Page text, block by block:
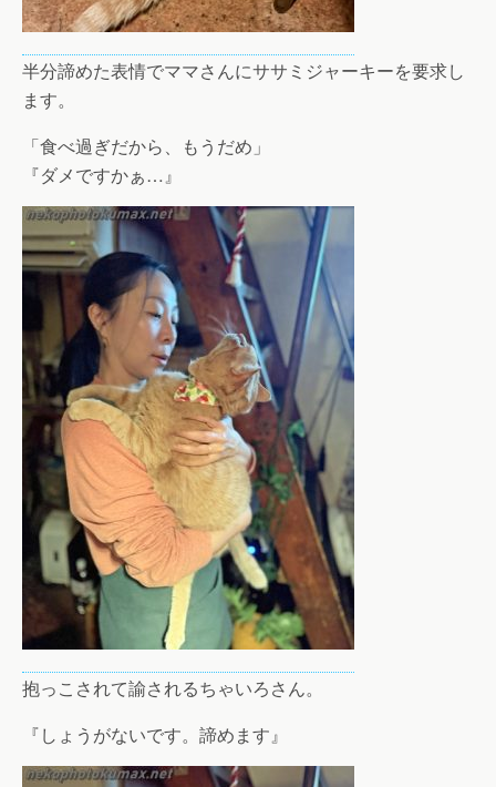
半分諦めた表情でママさんにササミジャーキーを要求し
ます。
「食べ過ぎだから、もうだめ」
『ダメですかぁ…』
抱っこされて諭されるちゃいろさん。
『しょうがないです。諦めます』